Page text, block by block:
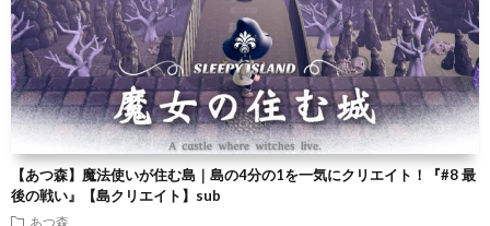
【あつ森】魔法使いが住む島｜島の4分の1を一気にクリエイト！『#8 最
後の戦い』【島クリエイト】sub
あつ森